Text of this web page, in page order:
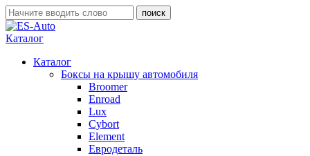
Каталог
Каталог
Боксы на крышу автомобиля
Broomer
Enroad
Lux
Cybort
Element
Евродеталь